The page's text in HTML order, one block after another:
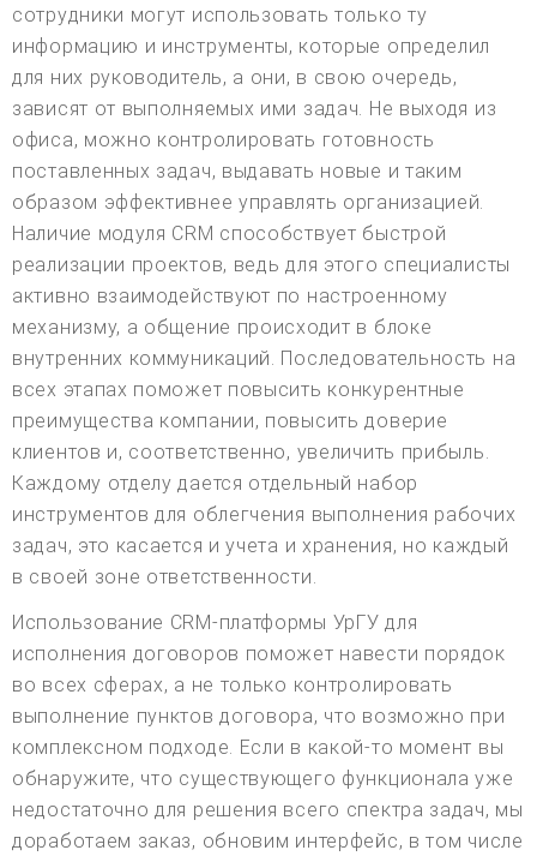
сотрудники могут использовать только ту
информацию и инструменты, которые определил
для них руководитель, а они, в свою очередь,
зависят от выполняемых ими задач. Не выходя из
офиса, можно контролировать готовность
поставленных задач, выдавать новые и таким
образом эффективнее управлять организацией.
Наличие модуля CRM способствует быстрой
реализации проектов, ведь для этого специалисты
активно взаимодействуют по настроенному
механизму, а общение происходит в блоке
внутренних коммуникаций. Последовательность на
всех этапах поможет повысить конкурентные
преимущества компании, повысить доверие
клиентов и, соответственно, увеличить прибыль.
Каждому отделу дается отдельный набор
инструментов для облегчения выполнения рабочих
задач, это касается и учета и хранения, но каждый
в своей зоне ответственности.
Использование CRM-платформы УрГУ для
исполнения договоров поможет навести порядок
во всех сферах, а не только контролировать
выполнение пунктов договора, что возможно при
комплексном подходе. Если в какой-то момент вы
обнаружите, что существующего функционала уже
недостаточно для решения всего спектра задач, мы
доработаем заказ, обновим интерфейс, в том числе